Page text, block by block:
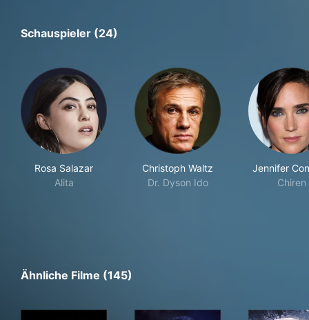
Schauspieler (24)
Rosa Salazar
Alita
Christoph Waltz
Dr. Dyson Ido
Jennifer
Chiren
Ähnliche Filme (145)